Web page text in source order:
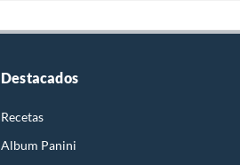
Destacados
Recetas
Album Panini